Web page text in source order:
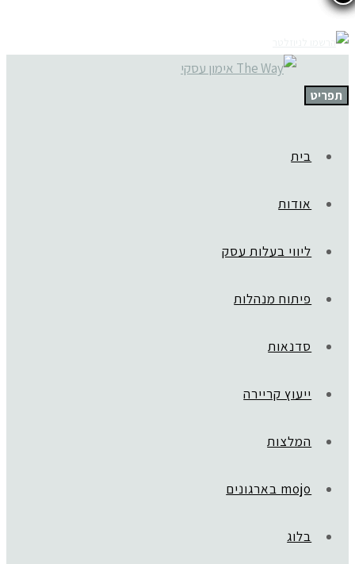
תפריט
בית
אודות
ליווי בעלות עסק
פיתוח מנהלות
סדנאות
ייעוץ קריירה
המלצות
mojo בארגונים
בלוג